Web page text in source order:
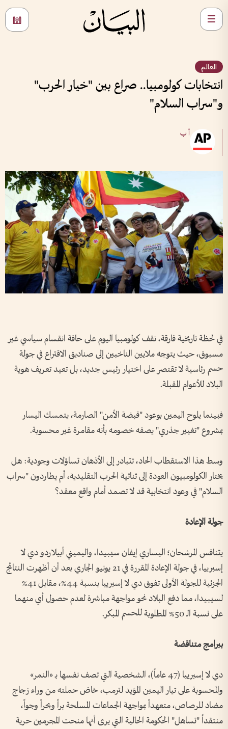
العالم
انتخابات كولومبيا.. صراع بين "خيار الحرب"
و"سراب السلام"
أ ب
في لحظة تاريخية فارقة، تقف كولومبيا اليوم على حافة انقسام سياسي غير
مسبوق، حيث يتوجه ملايين الناخبين إلى صناديق الاقتراع في جولة
حسم رئاسية لا تقتصر على اختيار رئيس جديد، بل تعيد تعريف هوية
البلاد للأعوام المقبلة.
فبينما يلوح اليمين بوعود "قبضة الأمن" الصارمة، يتمسك اليسار
بمشروع "تغيير جذري" يصفه خصومه بأنه مقامرة غير محسوبة.
وسط هذا الاستقطاب الحاد، تتبادر إلى الأذهان تساؤلات وجودية: هل
يختار الكولومبيون العودة إلى ثنائية الحرب التقليدية، أم يطاردون "سراب
السلام" في وعود انتخابية قد لا تصمد أمام واقع معقد؟
جولة الإعادة
يتنافس المرشحان؛ اليساري إيفان سيبيدا، واليميني أبيلاردو دي لا
إسبرييا، في جولة الإعادة المقررة في 21 يونيو الجاري بعد أن أظهرت النتائج
الجزئية للجولة الأولى تفوق دي لا إسبرييا بنسبة 44%، مقابل 41%
لسيبيدا، مما دفع البلاد نحو مواجهة مباشرة لعدم حصول أي منهما
على نسبة الـ 50% المطلوبة للحسم المبكر.
ببرامج متناقضة
دي لا إسبرييا (47 عاماً)، الشخصية التي تصف نفسها بـ «النمر»
والمحسوبة على تيار اليمين المؤيد لترمب، خاض حملته من وراء زجاج
مضاد للرصاص، متعهداً بمواجهة الجماعات المسلحة براً وبحراً وجواً،
منتقداً "تساهل" الحكومة الحالية التي يرى أنها منحت المجرمين حرية